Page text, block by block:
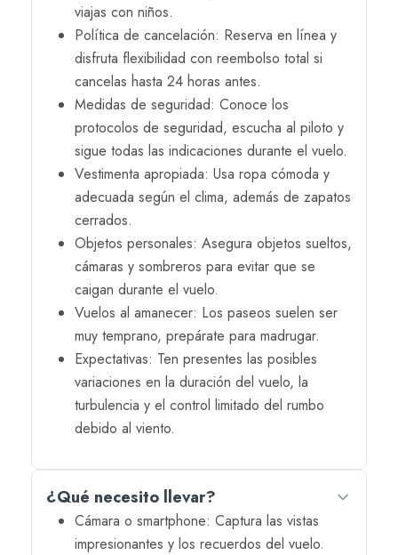
viajas con niños.
Política de cancelación: Reserva en línea y
disfruta flexibilidad con reembolso total si
cancelas hasta 24 horas antes.
Medidas de seguridad: Conoce los
protocolos de seguridad, escucha al piloto y
sigue todas las indicaciones durante el vuelo.
Vestimenta apropiada: Usa ropa cómoda y
adecuada según el clima, además de zapatos
cerrados.
Objetos personales: Asegura objetos sueltos,
cámaras y sombreros para evitar que se
caigan durante el vuelo.
Vuelos al amanecer: Los paseos suelen ser
muy temprano, prepárate para madrugar.
Expectativas: Ten presentes las posibles
variaciones en la duración del vuelo, la
turbulencia y el control limitado del rumbo
debido al viento.
¿Qué necesito llevar?
Cámara o smartphone: Captura las vistas
impresionantes y los recuerdos del vuelo.